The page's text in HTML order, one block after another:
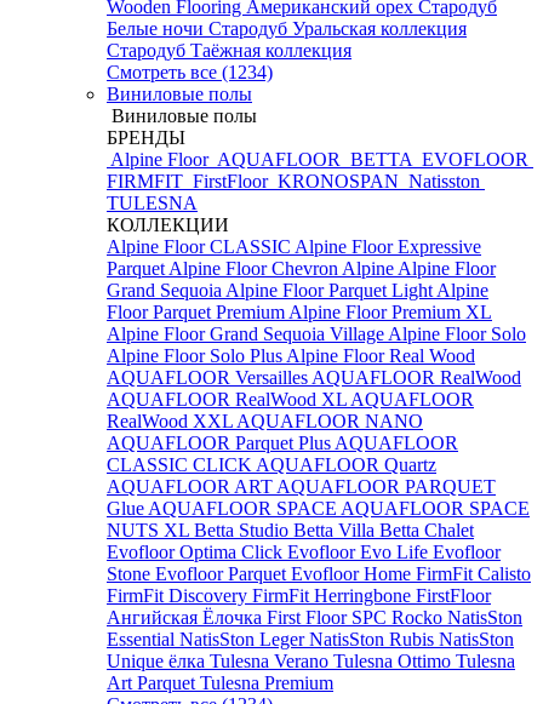
Wooden Flooring Американский орех Стародуб
Белые ночи Стародуб Уральская коллекция
Стародуб Таёжная коллекция
Смотреть все (1234)
Виниловые полы
Виниловые полы
БРЕНДЫ
Alpine Floor AQUAFLOOR BETTA EVOFLOOR
FIRMFIT FirstFloor KRONOSPAN Natisston
TULESNA
КОЛЛЕКЦИИ
Alpine Floor CLASSIC Alpine Floor Expressive
Parquet Alpine Floor Chevron Alpine Alpine Floor
Grand Sequoia Alpine Floor Parquet Light Alpine
Floor Parquet Premium Alpine Floor Premium XL
Alpine Floor Grand Sequoia Village Alpine Floor Solo
Alpine Floor Solo Plus Alpine Floor Real Wood
AQUAFLOOR Versailles AQUAFLOOR RealWood
AQUAFLOOR RealWood XL AQUAFLOOR
RealWood XXL AQUAFLOOR NANO
AQUAFLOOR Parquet Plus AQUAFLOOR
CLASSIC CLICK AQUAFLOOR Quartz
AQUAFLOOR ART AQUAFLOOR PARQUET
Glue AQUAFLOOR SPACE AQUAFLOOR SPACE
NUTS XL Betta Studio Betta Villa Betta Chalet
Evofloor Optima Click Evofloor Evo Life Evofloor
Stone Evofloor Parquet Evofloor Home FirmFit Calisto
FirmFit Discovery FirmFit Herringbone FirstFloor
Ангийская Ёлочка First Floor SPC Rocko NatisSton
Essential NatisSton LegerNatisSton Rubis NatisSton
Unique ёлка Tulesna Verano Tulesna Ottimo Tulesna
Art Parquet Tulesna Premium